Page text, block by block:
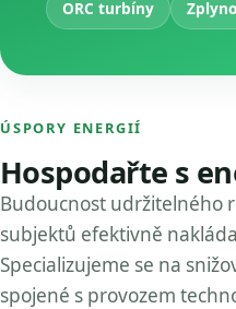
ORC turbíny
ÚSPORY ENERGIÍ
Hospodařte s
Budoucnost udržitelného
subjektů efektivně
Specializujeme se na
spojené s provozem